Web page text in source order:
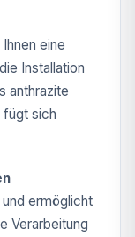
eine
Installation
anthrazite
fügt sich
und ermöglicht
Verarbeitung